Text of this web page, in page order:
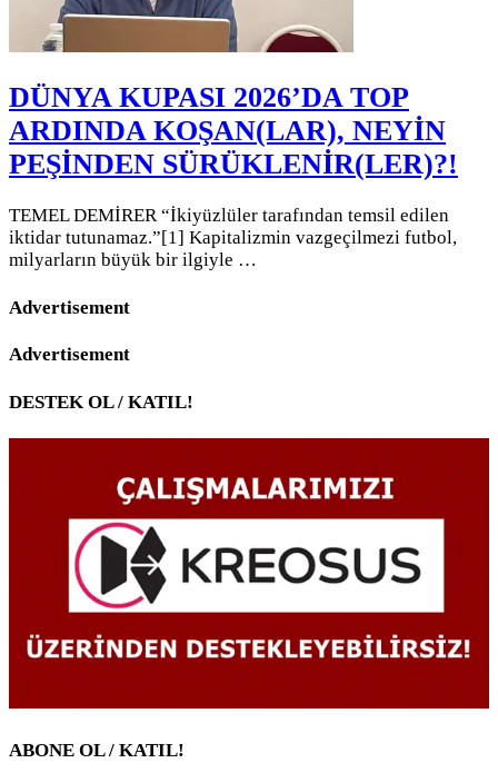
DÜNYA KUPASI 2026’DA TOP
ARDINDA KOŞAN(LAR), NEYİN
PEŞİNDEN SÜRÜKLENİR(LER)?!
TEMEL DEMİRER “İkiyüzlüler tarafından temsil edilen
iktidar tutunamaz.”[1] Kapitalizmin vazgeçilmezi futbol,
milyarların büyük bir ilgiyle …
Advertisement
Advertisement
DESTEK OL / KATIL!
ABONE OL / KATIL!